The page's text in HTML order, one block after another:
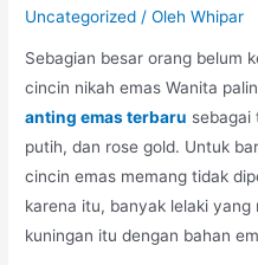
Uncategorized / OlehWhipar
Sebagian besar orang belum
cincin nikah emas Wanita
anting emas terbaru sebagai
putih, dan rose gold. Untuk
cincin emas memang tidak
karena itu, banyak lelaki
kuningan itu dengan bahan